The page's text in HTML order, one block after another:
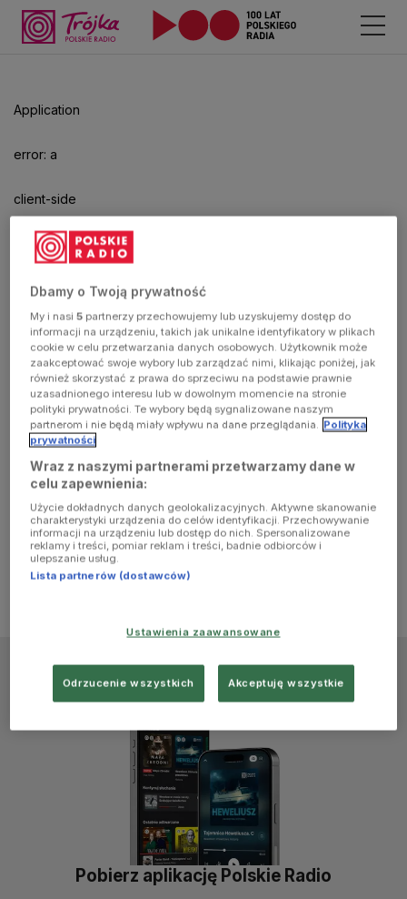
Application
error: a
client-side
exception
has
occurred
(see the
browser
console for
more
information)
aby
odtwarzać.
Pobierz aplikację Polskie Radio
Dbamy o Twoją prywatność
My i nasi5 partnerzy przechowujemy lub uzyskujemy dostęp do
informacji na urządzeniu, takich jak unikalne identyfikatory w plikach
cookie w celu przetwarzania danych osobowych. Użytkownik może
zaakceptować swoje wybory lub zarządzać nimi, klikając poniżej, jak
również skorzystać z prawa do sprzeciwu na podstawie prawnie
uzasadnionego interesu lub w dowolnym momencie na stronie
polityki prywatności. Te wybory będą sygnalizowane naszym
partnerom i nie będą miały wpływu na dane przeglądania. Polityka
prywatności
Wraz z naszymi partnerami przetwarzamy dane w
celu zapewnienia:
Użycie dokładnych danych geolokalizacyjnych. Aktywne skanowanie
charakterystyki urządzenia do celów identyfikacji. Przechowywanie
informacji na urządzeniu lub dostęp do nich. Spersonalizowane
reklamy i treści, pomiar reklam i treści, badnie odbiorców i
ulepszanie usług.
Lista partnerów (dostawców)
Ustawienia zaawansowane
Odrzucenie wszystkich Akceptuję wszystkie